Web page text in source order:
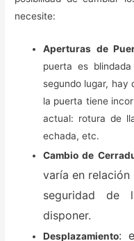
necesite:
Aperturas de
puerta es
segundo lugar, hay
la puerta tiene
actual: rotura de
echada, etc.
Cambio de
varía en
seguridad de
disponer.
Desplazamiento: